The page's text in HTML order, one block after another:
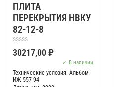
ПЛИТА
ПЕРЕКРЫТИЯ НВКУ
82-12-8
Оценка
0
30217,00₽
В наличии
Технические условия: Альбом
ИЖ 557-94